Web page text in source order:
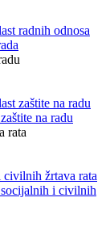
radnih odnosa
zaštite na radu
na radu
rata
žrtava rata
i civilnih